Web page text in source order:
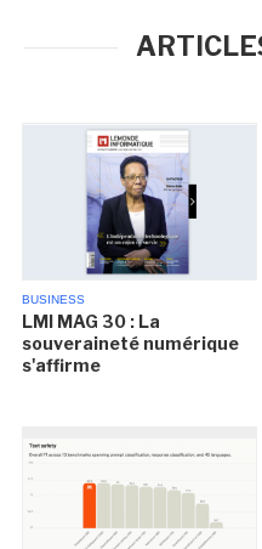
BUSINESS
LMI MAG 30 : La
souveraineté numérique
s'affirme